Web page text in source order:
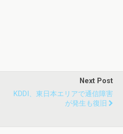
Next Post
KDDI、東日本エリアで通信障害
が発生も復旧